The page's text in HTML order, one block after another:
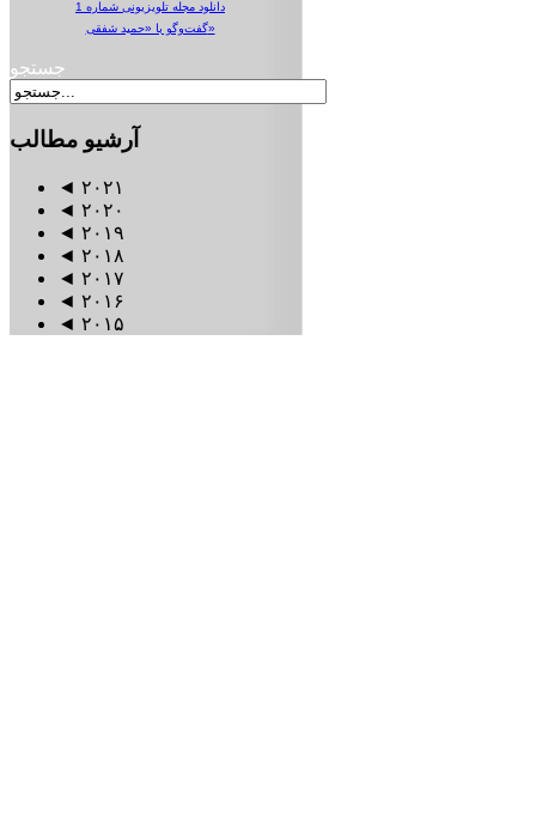
دانلود مجله تلویزیونی شماره 1
گفت‌وگو با «حمید شفقی»
جستجو
آرشیو مطالب
◄ ۲۰۲۱
◄ ۲۰۲۰
◄ ۲۰۱۹
◄ ۲۰۱۸
◄ ۲۰۱۷
◄ ۲۰۱۶
◄ ۲۰۱۵